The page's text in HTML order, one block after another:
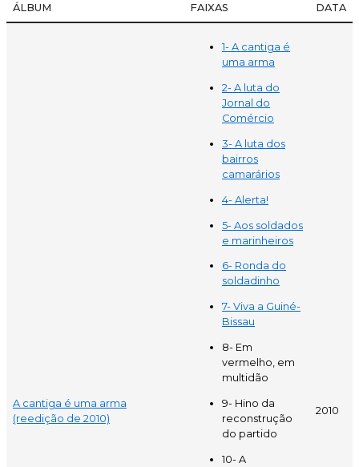
ÁLBUM FAIXAS DATA
A cantiga é uma arma
(reedição de 2010)
1- A cantiga é
uma arma
2- A luta do
Jornal do
Comércio
3- A luta dos
bairros
camarários
4- Alerta!
5- Aos soldados
e marinheiros
6- Ronda do
soldadinho
7- Viva a Guiné-
Bissau
8- Em
vermelho, em
multidão
9- Hino da
reconstrução
do partido
10- A
2010